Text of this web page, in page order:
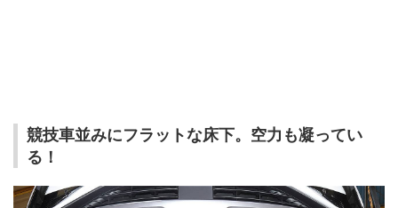
競技車並みにフラットな床下。空力も凝ってい
る！